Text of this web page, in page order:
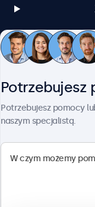
Potrzebujesz
Potrzebujesz pomocy
naszym specjalistą.